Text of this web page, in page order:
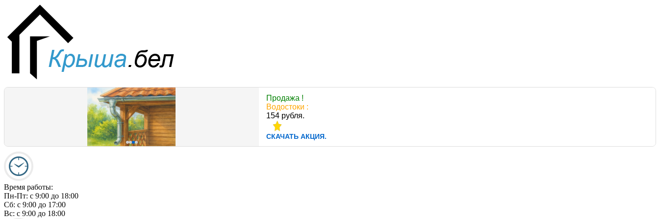
Продажа !
Водостоки :
154 рубля.
СКАЧАТЬ АКЦИЯ.
Время работы:
Пн-Пт: c 9:00 до 18:00
Сб: c 9:00 до 17:00
Вс: c 9:00 до 18:00